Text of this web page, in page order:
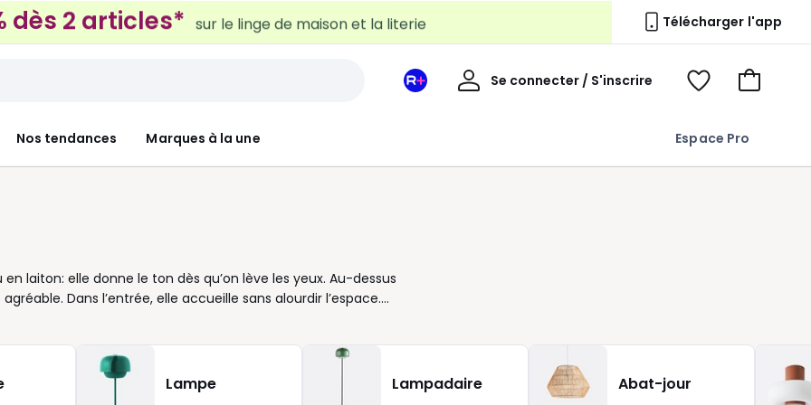
dès 2 articles* sur le linge de maison et la literie Télécharger l'app
Nos tendances Marques à la une Espace Pro
Mon
Se connecter / S'inscrire
Mon
Voir
Voir
laiton: elle donne le ton dès qu’on lève les yeux. Au-dessus
Dans l’entrée, elle accueille sans alourdir l’espace.
des tables. Pour bien la choisir, pensez d’abord au
globe pour une lumière douce, ligne graphique pour un
Côté pratique, réglez la hauteur selon l’usage: plus
aussi associer plusieurs suspensions pour structurer un
Lampe Lampadaire Abat-jour